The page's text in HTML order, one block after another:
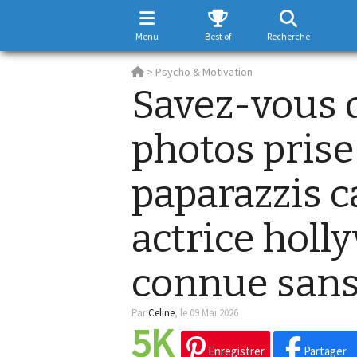
Menu Best of Recherche
> Psycho & Motivation
Savez-vous
photos
paparazzis
actrice
connue
ParCeline, le 09 Mai 2026
5K Enregistrer Partager